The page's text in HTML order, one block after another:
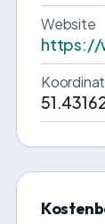
Website
https://